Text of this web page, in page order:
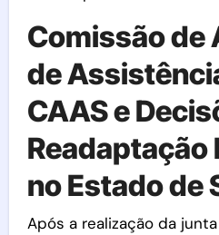
Comissão de
de
CAAS e
Readaptação
no Estado de
Após a realização da